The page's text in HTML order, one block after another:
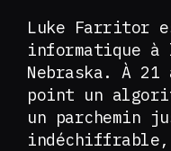
Luke Farritor
informatique
Nebraska. À
point un
un parchemin